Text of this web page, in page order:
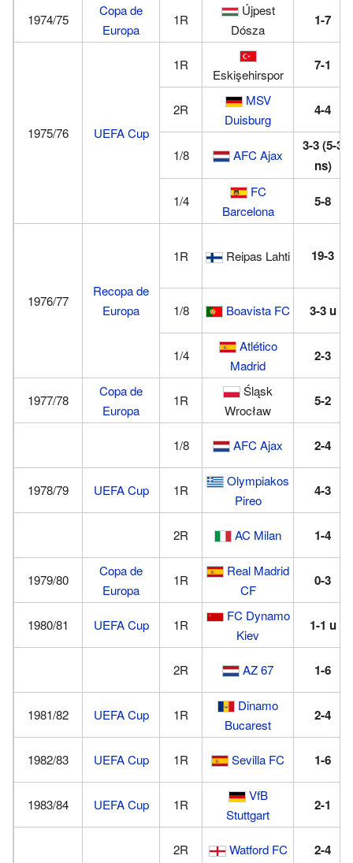
1974/75
Copa de
Europa
1R
Újpest
Dósza
1-7
1975/76 UEFA Cup
1R
Eskişehirspor
7-1
2R
MSV
Duisburg
4-4
1/8 AFC Ajax
3-3(5-3
ns)
1/4
FC
Barcelona
5-8
1976/77
Recopa de
Europa
1R Reipas Lahti 19-3
1/8 Boavista FC 3-3u
1/4
Atlético
Madrid
2-3
1977/78
Copa de
Europa
1R
Śląsk
Wrocław
5-2
1/8 AFC Ajax 2-4
1978/79 UEFA Cup 1R
Olympiakos
Pireo
4-3
2R AC Milan 1-4
1979/80
Copa de
Europa
1R
Real Madrid
CF
0-3
1980/81 UEFA Cup 1R
FC Dynamo
Kiev
1-1 u
2R AZ 67 1-6
1981/82 UEFA Cup 1R
Dinamo
Bucarest
2-4
1982/83 UEFA Cup 1R Sevilla FC 1-6
1983/84 UEFA Cup 1R
VfB
Stuttgart
2-1
2R Watford FC 2-4